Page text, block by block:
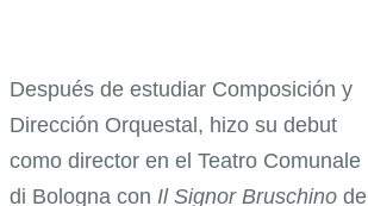
Después de estudiar Composición y
Dirección Orquestal, hizo su debut
como director en el Teatro Comunale
di Bologna con Il Signor Bruschino de